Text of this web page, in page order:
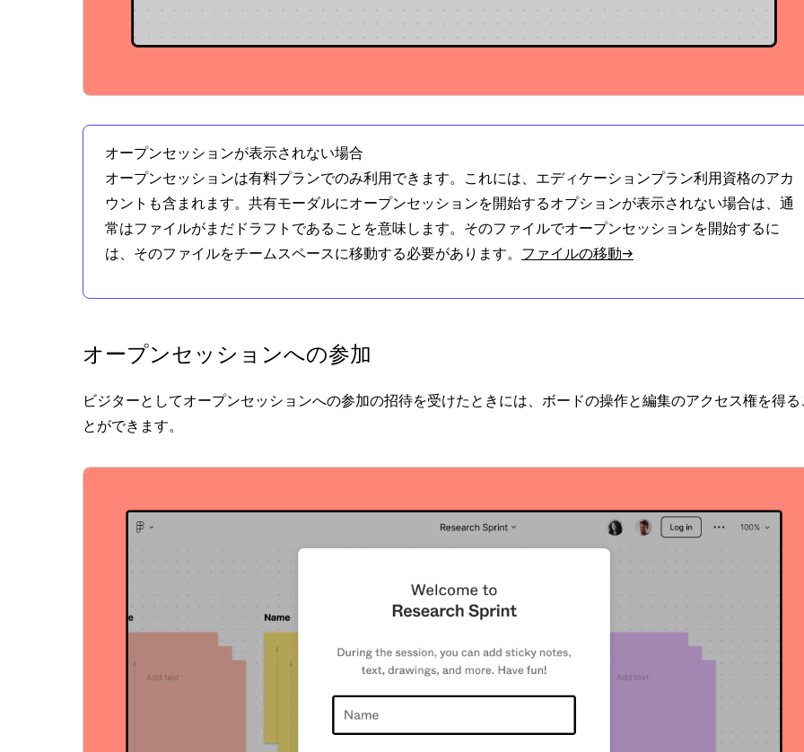
オープンセッションが表示されない場合
オープンセッションは有料プランでのみ利用できます。これには、エディケーションプラン利用資格のアカ
ウントも含まれます。共有モーダルにオープンセッションを開始するオプションが表示されない場合は、通
常はファイルがまだドラフトであることを意味します。そのファイルでオープンセッションを開始するに
は、そのファイルをチームスペースに移動する必要があります。 ファイルの移動→
オープンセッションへの参加
ビジターとしてオープンセッションへの参加の招待を受けたときには、ボードの操作と編集のアクセス権を得る
とができます。